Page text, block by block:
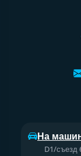
На
D1/съезд